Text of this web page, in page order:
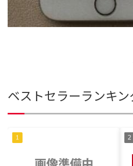
ベストセラーランキ